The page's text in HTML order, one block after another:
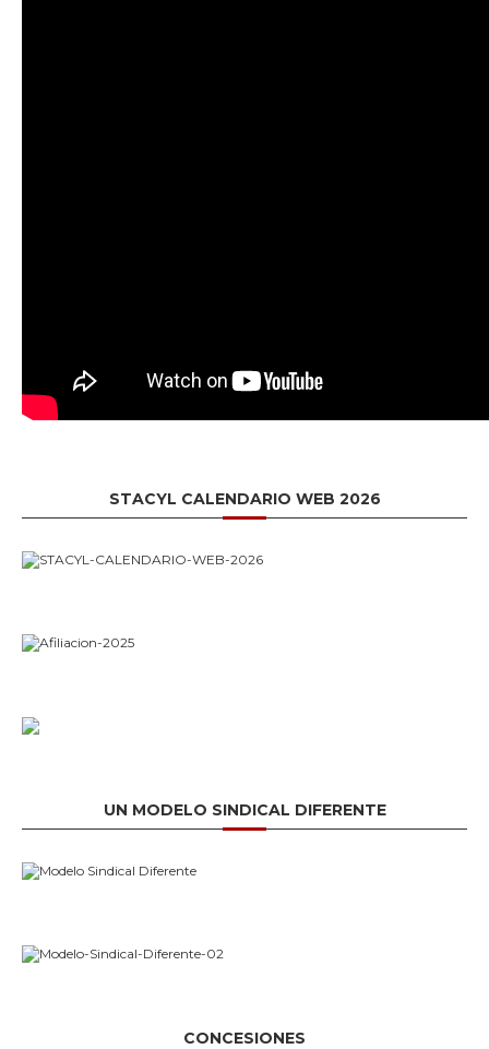
STACYL CALENDARIO WEB 2026
UN MODELO SINDICAL DIFERENTE
CONCESIONES